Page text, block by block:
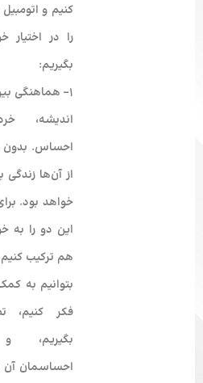
کنیم و
را در اختیار
بگیریم:
1- هماهنگی
اندیشه،
احساس. بدون
از آن‌ها زندگی
خواهد بود.
این دو را به
هم ترکیب کنیم
بتوانیم به
فکر کنیم،
بگیریم،
احساسمان آن